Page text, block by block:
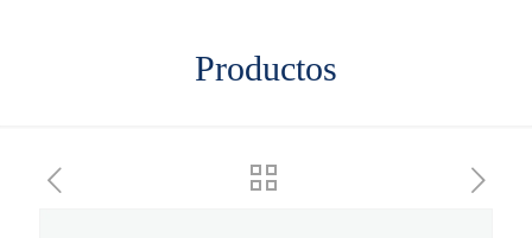
Productos